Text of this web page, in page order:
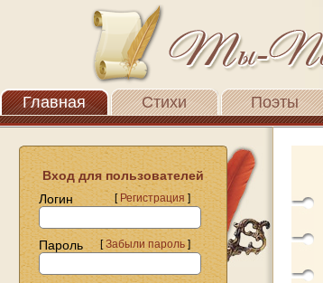
Главная Стихи Поэты
Вход для пользователей
Логин
[Регистрация]
Пароль [Забыли пароль]